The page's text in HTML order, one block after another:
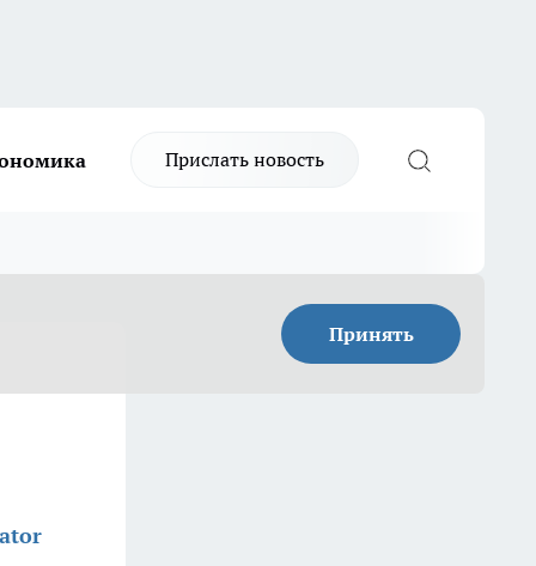
Прислать новость
Принять